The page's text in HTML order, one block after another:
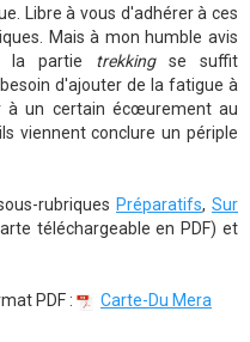
Libre à vous d'adhérer à ces
Mais à mon humble avis
la partie trekking se suffit
d'ajouter de la fatigue à
à un certain écœurement au
viennent conclure un périple
rubriques Préparatifs, Sur
téléchargeable en PDF) et
PDF :
Carte-Du Mera